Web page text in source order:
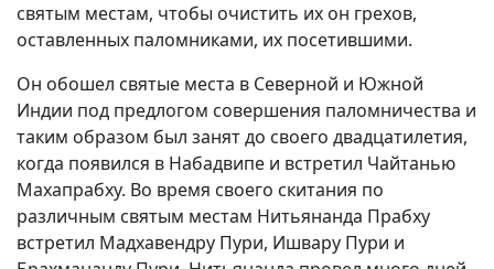
святым местам, чтобы очистить их он грехов,
оставленных паломниками, их посетившими.
Он обошел святые места в Северной и Южной
Индии под предлогом совершения паломничества и
таким образом был занят до своего двадцатилетия,
когда появился в Набадвипе и встретил Чайтанью
Махапрабху. Во время своего скитания по
различным святым местам Нитьянанда Прабху
встретил Мадхавендру Пури, Ишвару Пури и